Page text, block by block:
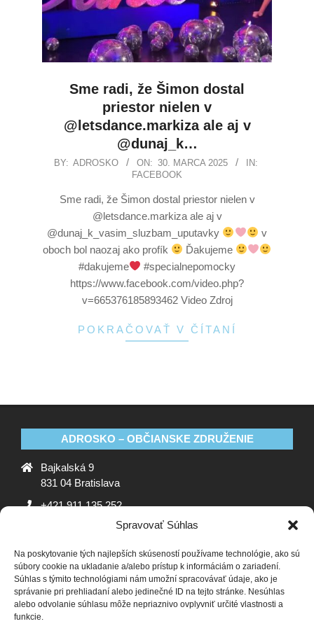
Spravovať Súhlas
Na poskytovanie tých najlepších skúseností používame technológie, ako sú
súbory cookie na ukladanie a/alebo prístup k informáciám o zariadení.
Súhlas s týmito technológiami nám umožní spracovávať údaje, ako je
správanie pri prehliadaní alebo jedinečné ID na tejto stránke. Nesúhlas
alebo odvolanie súhlasu môže nepriaznivo ovplyvniť určité vlastnosti a
funkcie.
Sme radi, že Šimon dostal
priestor nielen v
@letsdance.markiza ale aj v
@dunaj_k…
BY: ADROSKO ON: 30. MARCA 2025
IN:
FACEBOOK
Sme radi, že Šimon dostal priestor nielen v
@letsdance.markiza ale aj v
@dunaj_k_vasim_sluzbam_uputavky
v
oboch bol naozaj ako profík
Ďakujeme
#dakujeme
#specialnepomocky
https://www.facebook.com/video.php?
v=665376185893462 Video Zdroj
POKRAČOVAŤ V ČÍTANÍ
ADROSKO – OBČIANSKE ZDRUŽENIE
Bajkalská 9
831 04 Bratislava
+421 911 135 252
ADROSKO
Stanovy OZ Ochrana osobných údajov
Zásady
používania súborov cookie (EÚ)
Vyhlásenie o ochrane
osobných údajov (EU)